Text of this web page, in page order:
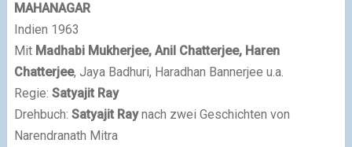
MAHANAGAR
Indien 1963
Mit Madhabi Mukherjee, Anil Chatterjee, Haren
Chatterjee, Jaya Badhuri, Haradhan Bannerjee u.a.
Regie: Satyajit Ray
Drehbuch: Satyajit Raynach zwei Geschichten von
Narendranath Mitra